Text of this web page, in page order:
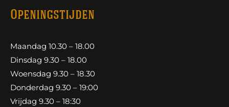
Openingstijden
Maandag 10.30 – 18.00
Dinsdag 9.30 – 18.00
Woensdag 9.30 – 18.30
Donderdag 9.30 – 19:00
Vrijdag 9.30 – 18:30